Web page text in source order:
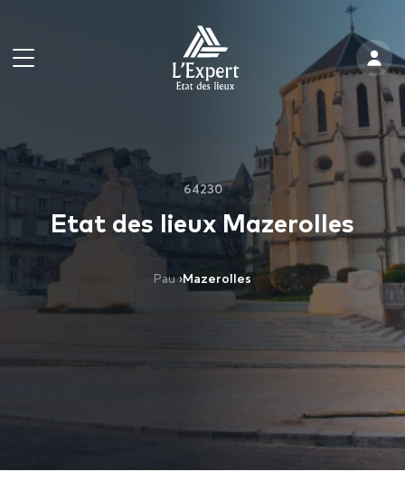
64230
Etat des lieux Mazerolles
Pau ›Mazerolles